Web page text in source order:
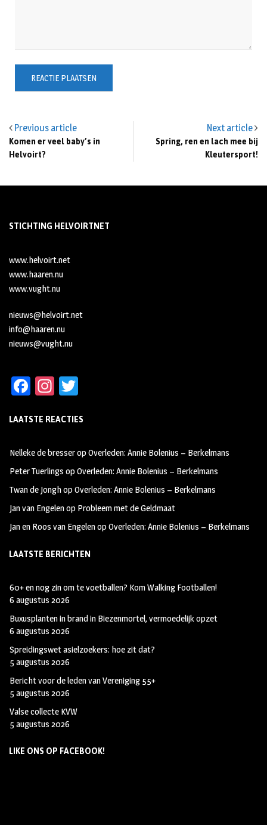
Previous article
Komen er veel baby’s in
Helvoirt?
Next article
Spring, ren en lach mee bij
Kleutersport!
STICHTING HELVOIRTNET
www.helvoirt.net
www.haaren.nu
www.vught.nu
nieuws@helvoirt.net
info@haaren.nu
nieuws@vught.nu
Fa
b
oo
k
In
ag
m
tt
LAATSTE REACTIES
Nelleke de bresseropOverleden: Annie Bolenius – Berkelmans
Peter Tuerlings opOverleden: Annie Bolenius – Berkelmans
Twan de JonghopOverleden: Annie Bolenius – Berkelmans
Jan van Engelenop Probleem met de Geldmaat
Jan en Roos van EngelenopOverleden: Annie Bolenius – Berkelmans
LAATSTE BERICHTEN
60+ en nog zin om te voetballen? Kom Walking Footballen!
6 augustus 2026
Buxusplanten in brand in Biezenmortel, vermoedelijk opzet
6 augustus 2026
Spreidingswet asielzoekers: hoe zit dat?
5 augustus 2026
Bericht voor de leden van Vereniging 55+
5 augustus 2026
Valse collecte KVW
5 augustus 2026
LIKE ONS OP FACEBOOK!